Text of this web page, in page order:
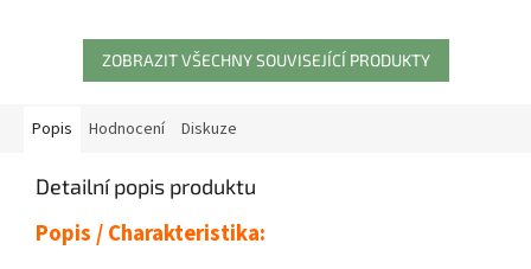
ZOBRAZIT VŠECHNY SOUVISEJÍCÍ PRODUKTY
Popis Hodnocení Diskuze
Detailní popis produktu
Popis / Charakteristika: